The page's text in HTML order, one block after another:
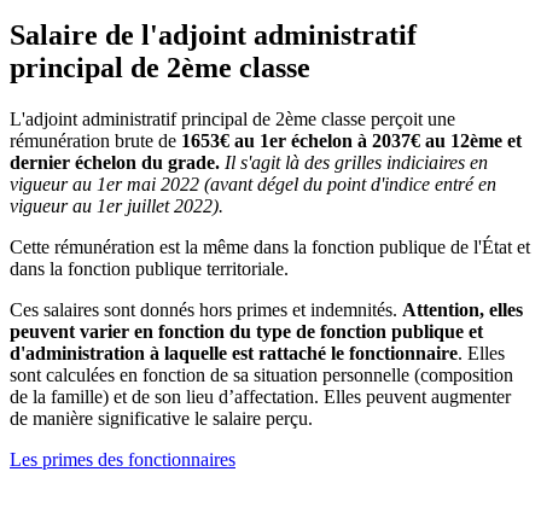
Salaire de l'adjoint administratif
principal de 2ème classe
L'adjoint administratif principal de 2ème classe perçoit une
rémunération brute de 1653€ au 1er échelon à 2037€ au 12ème et
dernier échelon du grade. Il s'agit là des grilles indiciaires en
vigueur au 1er mai 2022 (avant dégel du point d'indice entré en
vigueur au 1er juillet 2022).
Cette rémunération est la même dans la fonction publique de l'État et
dans la fonction publique territoriale.
Ces salaires sont donnés hors primes et indemnités. Attention, elles
peuvent varier en fonction du type de fonction publique et
d'administration à laquelle est rattaché le fonctionnaire. Elles
sont calculées en fonction de sa situation personnelle (composition
de la famille) et de son lieu d’affectation. Elles peuvent augmenter
de manière significative le salaire perçu.
Les primes des fonctionnaires